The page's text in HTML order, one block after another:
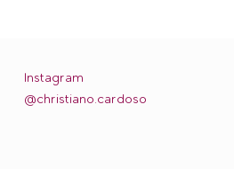
Instagram
@christiano.cardoso